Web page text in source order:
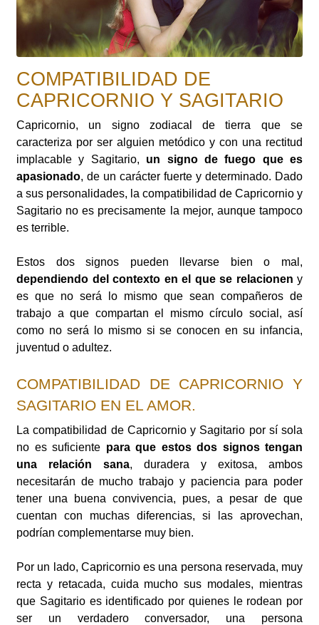
COMPATIBILIDAD DE
CAPRICORNIO Y SAGITARIO
Capricornio, un signo zodiacal de tierra que se
caracteriza por ser alguien metódico y con una rectitud
implacable y Sagitario, un signo de fuego que es
apasionado, de un carácter fuerte y determinado. Dado
a sus personalidades, la compatibilidad de Capricornio y
Sagitario no es precisamente la mejor, aunque tampoco
es terrible.
Estos dos signos pueden llevarse bien o mal,
dependiendo del contexto en el que se relacionen y
es que no será lo mismo que sean compañeros de
trabajo a que compartan el mismo círculo social, así
como no será lo mismo si se conocen en su infancia,
juventud o adultez.
COMPATIBILIDAD DE CAPRICORNIO Y
SAGITARIO EN EL AMOR.
La compatibilidad de Capricornio y Sagitario por sí sola
no es suficiente para que estos dos signos tengan
una relación sana, duradera y exitosa, ambos
necesitarán de mucho trabajo y paciencia para poder
tener una buena convivencia, pues, a pesar de que
cuentan con muchas diferencias, si las aprovechan,
podrían complementarse muy bien.
Por un lado, Capricornio es una persona reservada, muy
recta y retacada, cuida mucho sus modales, mientras
que Sagitario es identificado por quienes le rodean por
ser un verdadero conversador, una persona